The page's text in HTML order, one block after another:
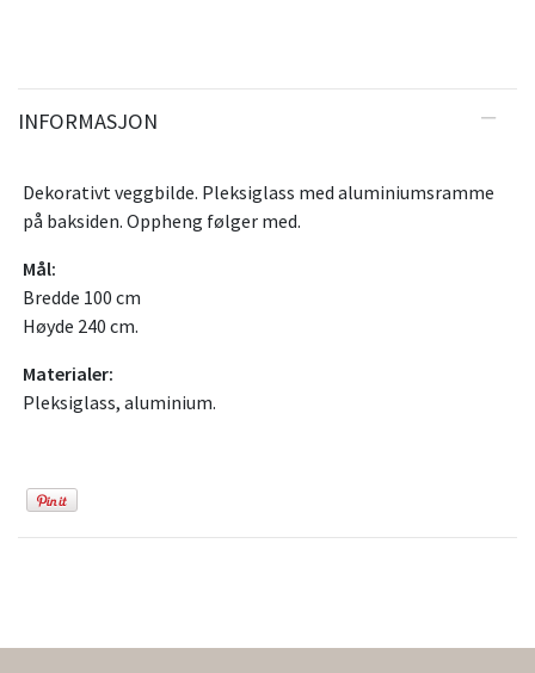
INFORMASJON
Dekorativt veggbilde. Pleksiglass med aluminiumsramme
på baksiden. Oppheng følger med.
Mål:
Bredde 100 cm
Høyde 240 cm.
Materialer:
Pleksiglass, aluminium.